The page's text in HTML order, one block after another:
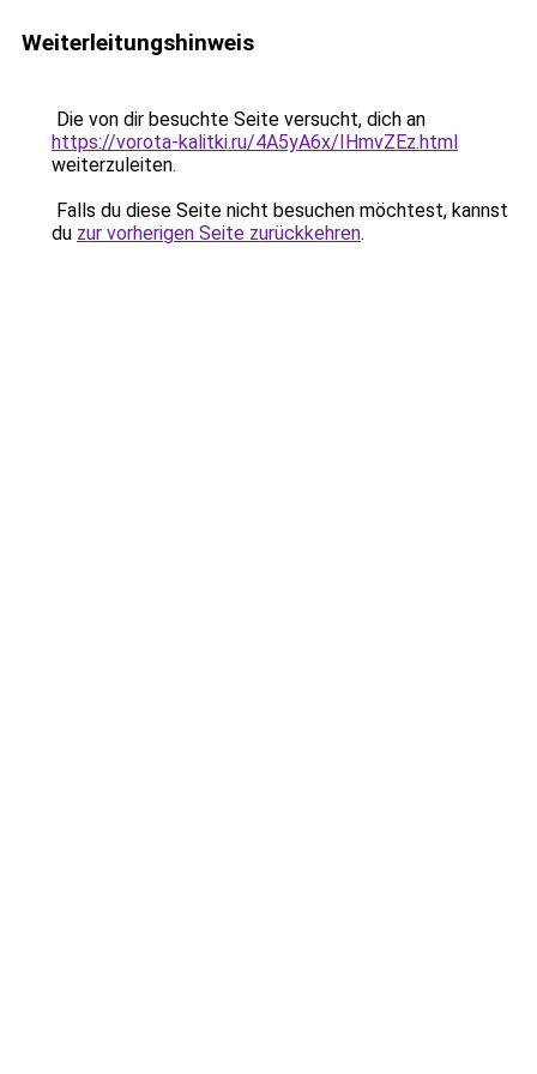
Weiterleitungshinweis
Die von dir besuchte Seite versucht, dich an
https://vorota-kalitki.ru/4A5yA6x/IHmvZEz.html
weiterzuleiten.
Falls du diese Seite nicht besuchen möchtest, kannst
du zur vorherigen Seite zurückkehren.